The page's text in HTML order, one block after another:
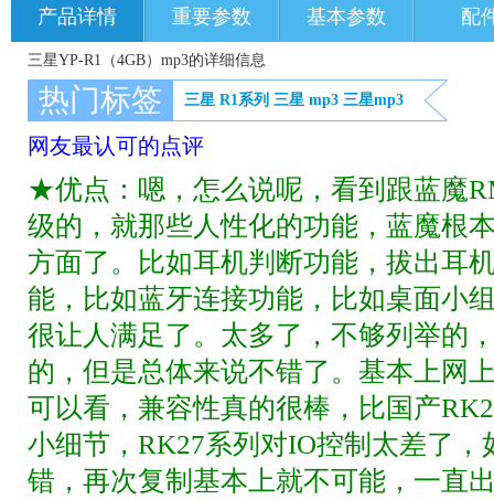
产品详情 重要参数 基本参数 配
三星YP-R1（4GB）mp3的详细信息
热门标签 三星 R1系列 三星 mp3 三星mp3
网友最认可的点评
★优点：嗯，怎么说呢，看到跟蓝魔
级的，就那些人性化的功能，蓝魔根
方面了。比如耳机判断功能，拔出耳
能，比如蓝牙连接功能，比如桌面小
很让人满足了。太多了，不够列举的
的，但是总体来说不错了。基本上网
可以看，兼容性真的很棒，比国产
小细节，RK27系列对IO控制太差了
错，再次复制基本上就不可能，一直